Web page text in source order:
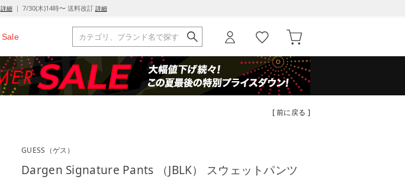
詳細｜ 7/30(木)14時〜 送料改訂 詳細
Sale
[ 前に戻る ]
GUESS （ゲス）
Dargen Signature Pants （JBLK） スウェットパンツ